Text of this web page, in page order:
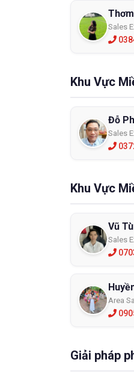
Sales
Khu Vực
Đỗ
Sales
Khu Vực
Vũ
Sales
Area
Giải pháp